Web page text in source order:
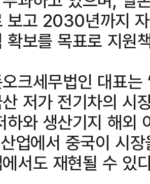
보고 2030년까지
확보를 목표로 지원
크세무법인 대표
저가 전기차의 시
하와 생산기지 해외
업에서 중국이 시
서도 재현될 수 있